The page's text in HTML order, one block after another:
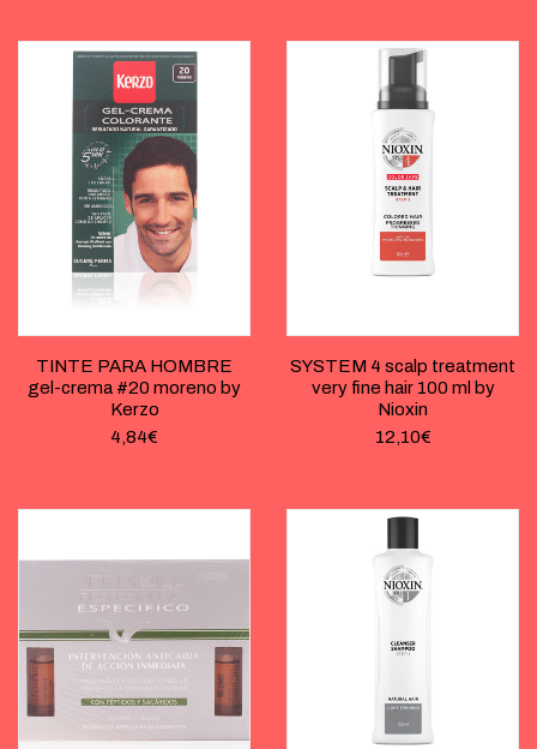
TINTE PARA HOMBRE
gel-crema #20 moreno by
Kerzo
4,84€
SYSTEM 4 scalp treatment
very fine hair 100 ml by
Nioxin
12,10€